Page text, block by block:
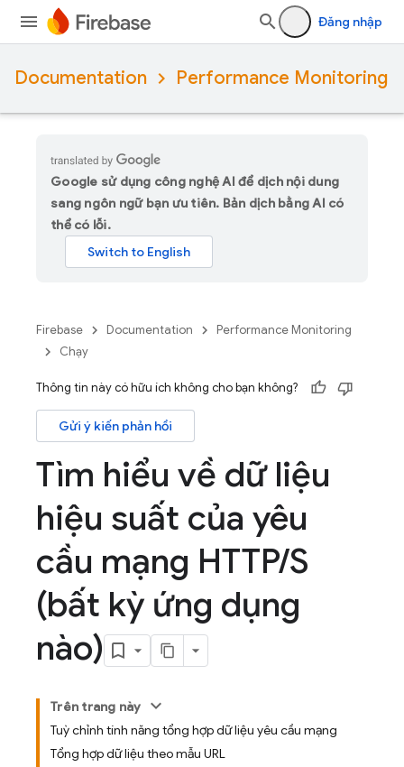
Đăng nhập
Documentation Performance Monitoring
Google sử dụng công nghệ AI để dịch nội dung
sang ngôn ngữ bạn ưu tiên. Bản dịch bằng AI có
thể có lỗi.
Firebase Documentation
Performance Monitoring
Chạy
Thông tin này có hữu ích không cho bạn không?
Gửi ý kiến phản hồi
Tìm hiểu về dữ liệu
hiệu suất của yêu
cầu mạng HTTP/S
(bất kỳ ứng dụng
nào)
Trên trang này
Tuỳ chỉnh tính năng tổng hợp dữ liệu yêu cầu mạng
Tổng hợp dữ liệu theo mẫu URL